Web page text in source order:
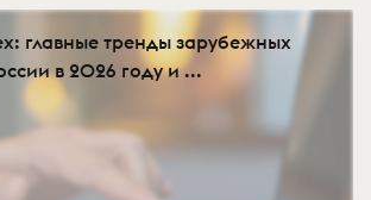
главные тренды зарубежных
в 2026 году и ...